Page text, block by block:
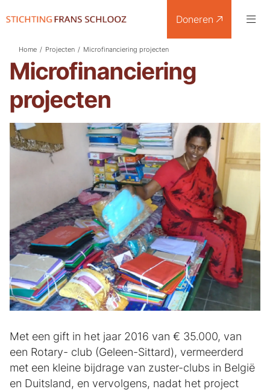
Doneren
Home / Projecten / Microfinanciering projecten
Microfinanciering
projecten
Met een gift in het jaar 2016 van € 35.000, van
een Rotary- club (Geleen-Sittard), vermeerderd
met een kleine bijdrage van zuster-clubs in België
en Duitsland, en vervolgens, nadat het project